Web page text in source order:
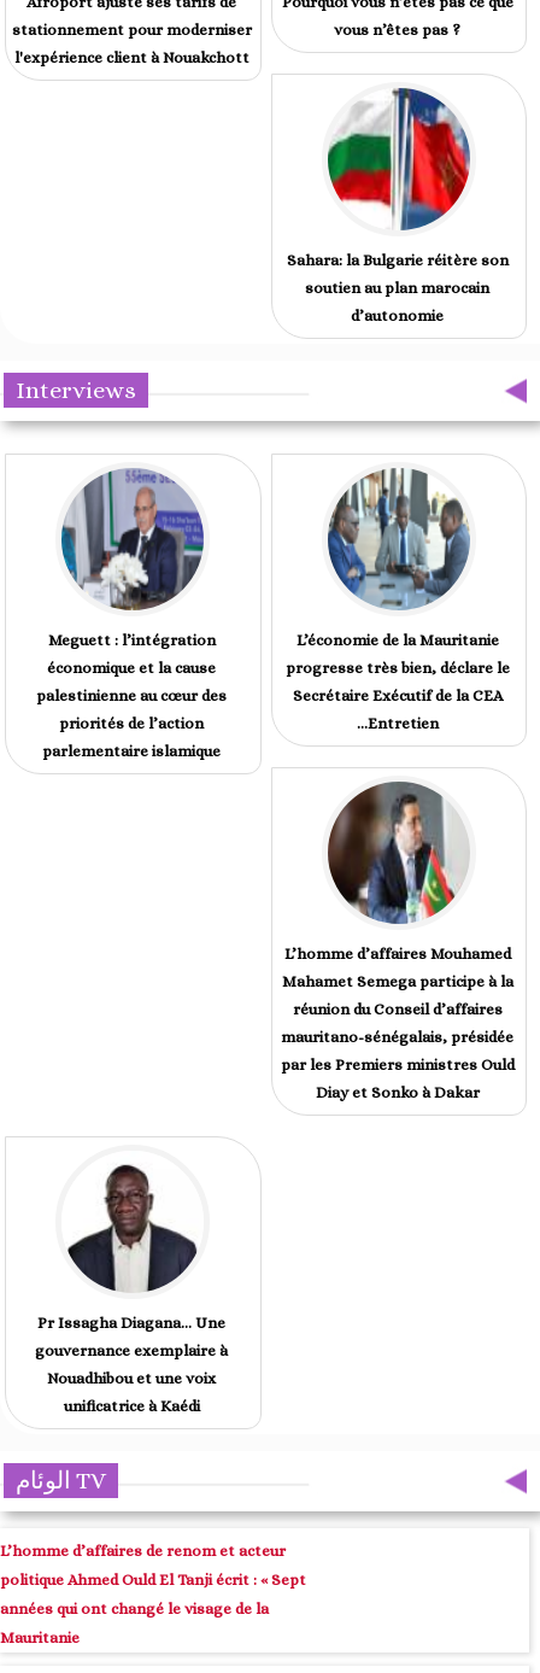
stationnement pour moderniser
l'expérience client à Nouakchott
vous n’êtes pas ?
Sahara: la Bulgarie réitère son
soutien au plan marocain
d’autonomie
Interviews
Meguett : l’intégration
économique et la cause
palestinienne au cœur des
priorités de l’action
parlementaire islamique
L’économie de la Mauritanie
progresse très bien, déclare le
Secrétaire Exécutif de la CEA
...Entretien
L’homme d’affaires Mouhamed
Mahamet Semega participe à la
réunion du Conseil d’affaires
mauritano-sénégalais, présidée
par les Premiers ministres Ould
Diay et Sonko à Dakar
Pr Issagha Diagana… Une
gouvernance exemplaire à
Nouadhibou et une voix
unificatrice à Kaédi
الوئام TV
L’homme d’affaires de renom et acteur
politique Ahmed Ould El Tanji écrit : « Sept
années qui ont changé le visage de la
Mauritanie